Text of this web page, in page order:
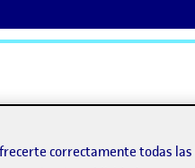
correctamente todas las